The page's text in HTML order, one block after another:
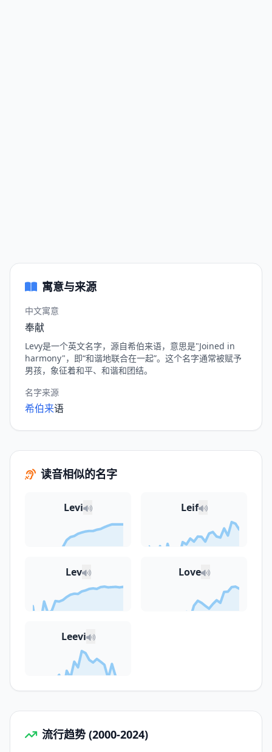
寓意与来源
中文寓意
奉献
Levy是一个英文名字，源自希伯来语，意思是"Joined in
harmony"，即“和谐地联合在一起”。这个名字通常被赋予
男孩，象征着和平、和谐和团结。
名字来源
希伯来语
读音相似的名字
Levi Leif
Lev Love
Leevi
流行趋势 (2000-2024)